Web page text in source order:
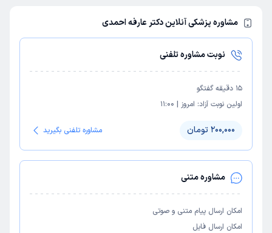
مشاوره پزشکی آنلاین دکتر عارفه احمدی
نوبت مشاوره تلفنی
15 دقیقه گفتگو
اولین نوبت آزاد: امروز |
11:00
200,000 تومان مشاوره تلفنی بگیرید
مشاوره متنی
امکان ارسال پیام متنی و صوتی
امکان ارسال فایل